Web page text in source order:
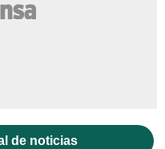
de noticias